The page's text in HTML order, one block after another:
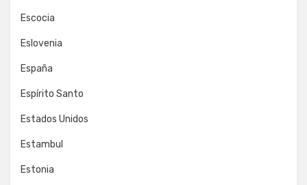
Escocia
Eslovenia
España
Espírito Santo
Estados Unidos
Estambul
Estonia